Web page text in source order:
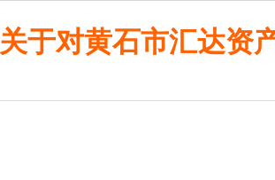
关于对黄石市汇达资